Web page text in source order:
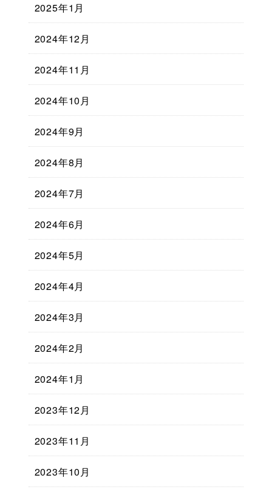
2025年1月
2024年12月
2024年11月
2024年10月
2024年9月
2024年8月
2024年7月
2024年6月
2024年5月
2024年4月
2024年3月
2024年2月
2024年1月
2023年12月
2023年11月
2023年10月